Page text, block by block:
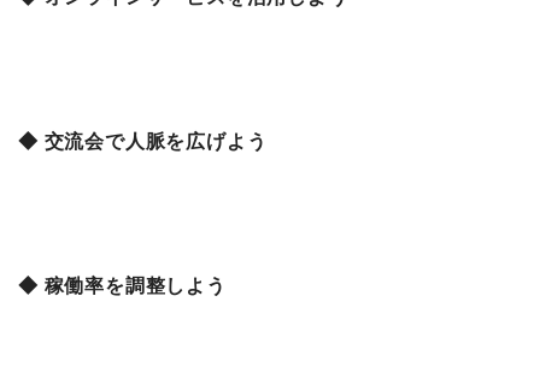
◆ 交流会で人脈を広げよう
◆ 稼働率を調整しよう